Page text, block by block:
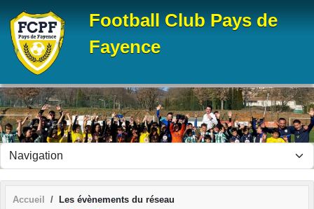
Football Club Pays de
Fayence
Accueil Les évènements du réseau
Panneau de gestion des cookies